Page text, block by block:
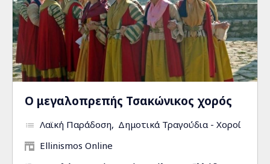
Ο μεγαλοπρεπής Τσακώνικος χορός
Λαϊκή Παράδοση
Δημοτικά Τραγούδια - Χοροί
Ellinismos Online